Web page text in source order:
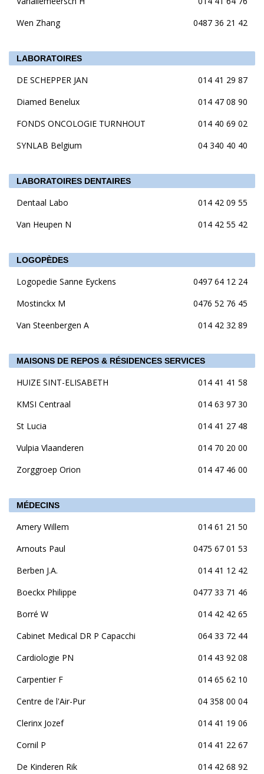
Wen Zhang
0487 36 21 42
LABORATOIRES
DE SCHEPPER JAN
014 41 29 87
Diamed Benelux
014 47 08 90
FONDS ONCOLOGIE TURNHOUT
014 40 69 02
SYNLAB Belgium
04 340 40 40
LABORATOIRES DENTAIRES
Dentaal Labo
014 42 09 55
Van Heupen N
014 42 55 42
LOGOPÈDES
Logopedie Sanne Eyckens
0497 64 12 24
Mostinckx M
0476 52 76 45
Van Steenbergen A
014 42 32 89
MAISONS DE REPOS & RÉSIDENCES SERVICES
HUIZE SINT-ELISABETH
014 41 41 58
KMSI Centraal
014 63 97 30
St Lucia
014 41 27 48
Vulpia Vlaanderen
014 70 20 00
Zorggroep Orion
014 47 46 00
MÉDECINS
Amery Willem
014 61 21 50
Arnouts Paul
0475 67 01 53
Berben J.A.
014 41 12 42
Boeckx Philippe
0477 33 71 46
Borré W
014 42 42 65
Cabinet Medical DR P Capacchi
064 33 72 44
Cardiologie PN
014 43 92 08
Carpentier F
014 65 62 10
Centre de l'Air-Pur
04 358 00 04
Clerinx Jozef
014 41 19 06
Cornil P
014 41 22 67
De Kinderen Rik
014 42 68 92